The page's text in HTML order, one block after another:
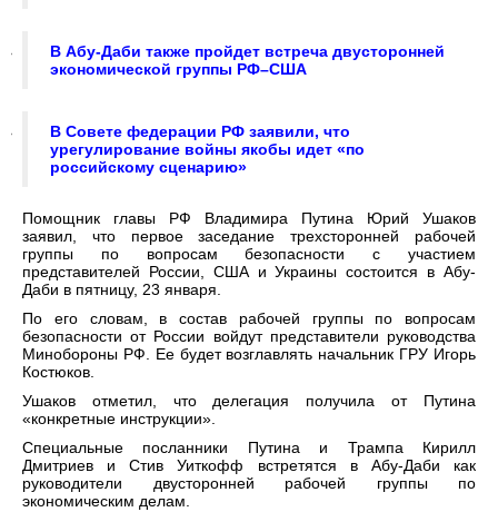
В Абу-Даби также пройдет встреча двусторонней
экономической группы РФ–США
В Совете федерации РФ заявили, что
урегулирование войны якобы идет «по
российскому сценарию»
Помощник главы РФ Владимира Путина Юрий Ушаков
заявил, что первое заседание трехсторонней рабочей
группы по вопросам безопасности с участием
представителей России, США и Украины состоится в Абу-
Даби в пятницу, 23 января.
По его словам, в состав рабочей группы по вопросам
безопасности от России войдут представители руководства
Минобороны РФ. Ее будет возглавлять начальник ГРУ Игорь
Костюков.
Ушаков отметил, что делегация получила от Путина
«конкретные инструкции».
Специальные посланники Путина и Трампа Кирилл
Дмитриев и Стив Уиткофф встретятся в Абу-Даби как
руководители двусторонней рабочей группы по
экономическим делам.